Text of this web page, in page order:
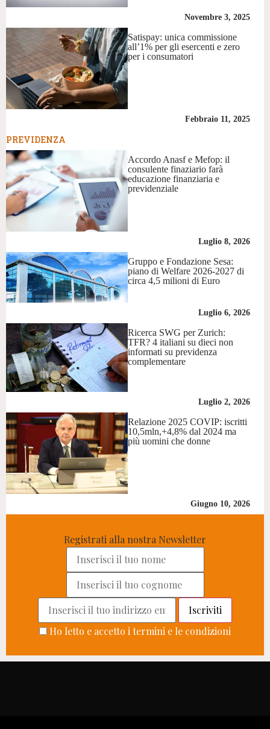
Novembre 3, 2025
Satispay: unica commissione
all’1% per gli esercenti e zero
per i consumatori
Febbraio 11, 2025
PREVIDENZA
Accordo Anasf e Mefop: il
consulente finaziario farà
educazione finanziaria e
previdenziale
Luglio 8, 2026
Gruppo e Fondazione Sesa:
piano di Welfare 2026-2027 di
circa 4,5 milioni di Euro
Luglio 6, 2026
Ricerca SWG per Zurich:
TFR? 4 italiani su dieci non
informati su previdenza
complementare
Luglio 2, 2026
Relazione 2025 COVIP: iscritti
10,5mln,+4,8% dal 2024 ma
più uomini che donne
Giugno 10, 2026
Registrati alla nostra Newsletter
Ho letto e accetto i termini e le condizioni